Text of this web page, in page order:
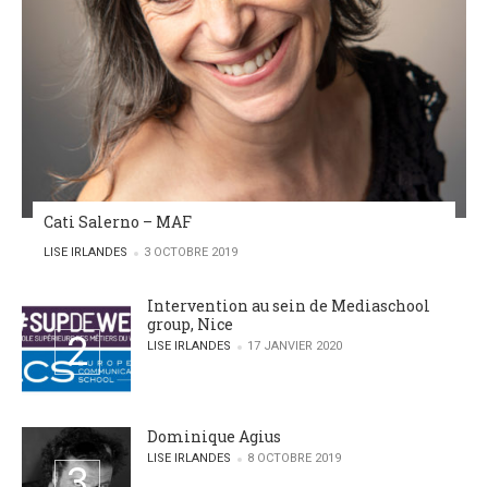
Cati Salerno – MAF
POSTED BY
LISE IRLANDES 3 OCTOBRE 2019
Intervention au sein de Mediaschool
group, Nice
POSTED BY
LISE IRLANDES 17 JANVIER 2020
Dominique Agius
POSTED BY
LISE IRLANDES 8 OCTOBRE 2019